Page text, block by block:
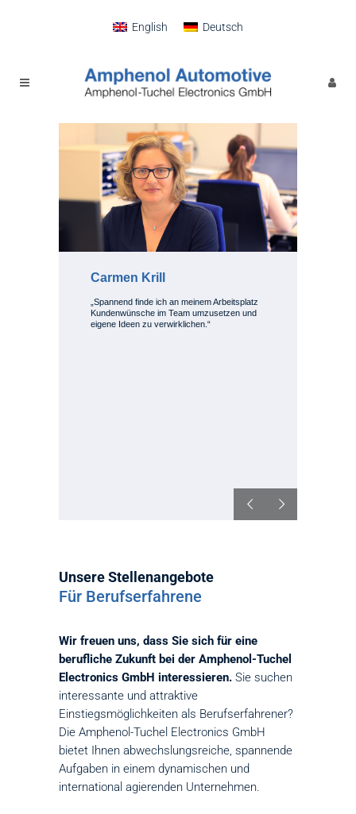
English Deutsch
Carmen Krill
„Spannend finde ich an meinem Arbeitsplatz
Kundenwünsche im Team umzusetzen und
eigene Ideen zu verwirklichen.“
Unsere Stellenangebote
Für Berufserfahrene
Wir freuen uns, dass Sie sich für eine
berufliche Zukunft bei der Amphenol-Tuchel
Electronics GmbH interessieren. Sie suchen
interessante und attraktive
Einstiegsmöglichkeiten als Berufserfahrener?
Die Amphenol-Tuchel Electronics GmbH
bietet Ihnen abwechslungsreiche, spannende
Aufgaben in einem dynamischen und
international agierenden Unternehmen.